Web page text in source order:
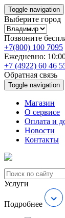
Toggle navigation
Выберите город
Позвоните
+7(800) 100 7095
Ежедневно:
+7 (4922) 60 46
Обратная связь
Toggle navigation
Магазин
О cервисе
Оплата и
Новости
Контакты
Услуги
Подробнее